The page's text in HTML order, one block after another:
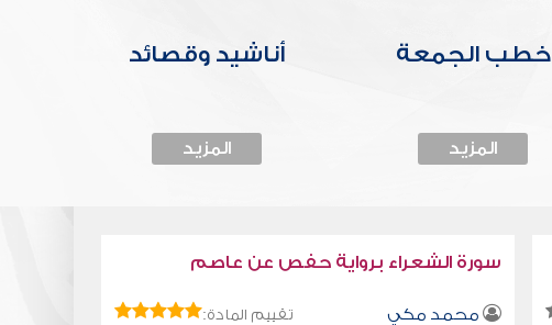
خطب الجمعة
المزيد
أناشيد وقصائد
المزيد
سورة الشعراء برواية حفص عن عاصم
محمد مكي تقييم المادة: